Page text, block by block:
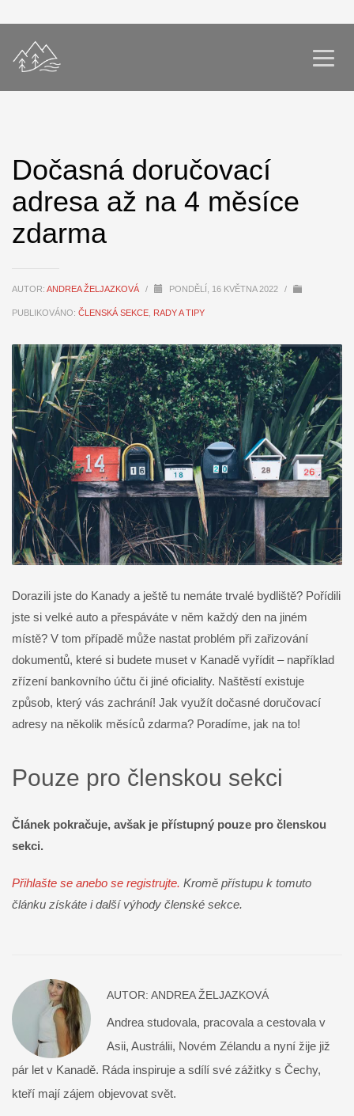
Dočasná doručovací
adresa až na 4 měsíce
zdarma
AUTOR: ANDREA ŽELJAZKOVÁ / PONDĚLÍ, 16 KVĚTNA 2022 /
PUBLIKOVÁNO: ČLENSKÁ SEKCE RADY A TIPY
Dorazili jste do Kanady a ještě tu nemáte trvalé bydliště? Pořídili
jste si velké auto a přespáváte v něm každý den na jiném
místě? V tom případě může nastat problém při zařizování
dokumentů, které si budete muset v Kanadě vyřídit – například
zřízení bankovního účtu či jiné oficiality. Naštěstí existuje
způsob, který vás zachrání! Jak využít dočasné doručovací
adresy na několik měsíců zdarma? Poradíme, jak na to!
Pouze pro členskou sekci
Článek pokračuje, avšak je přístupný pouze pro členskou
sekci.
Přihlašte se anebo se registrujte. Kromě přístupu k tomuto
článku získáte i další výhody členské sekce.
AUTOR: ANDREA ŽELJAZKOVÁ
Andrea studovala, pracovala a cestovala v
Asii, Austrálii, Novém Zélandu a nyní žije již
pár let v Kanadě. Ráda inspiruje a sdílí své zážitky s Čechy,
kteří mají zájem objevovat svět.